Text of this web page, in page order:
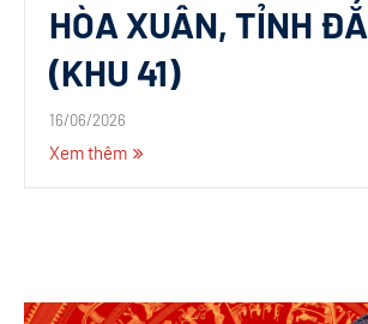
HÒA XUÂN, TỈNH
(KHU 41)
16/06/2026
Xem thêm